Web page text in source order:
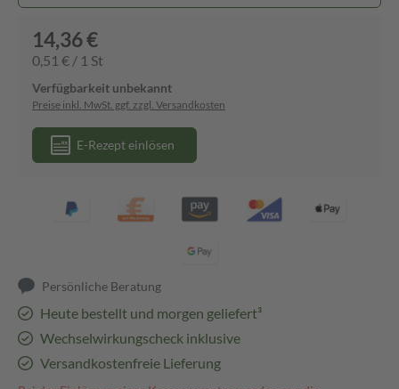
14,36 €
0,51 € / 1 St
Verfügbarkeit unbekannt
Preise inkl. MwSt. ggf. zzgl. Versandkosten
E-Rezept einlösen
Persönliche Beratung
Heute bestellt und morgen geliefert³
Wechselwirkungscheck inklusive
Versandkostenfreie Lieferung